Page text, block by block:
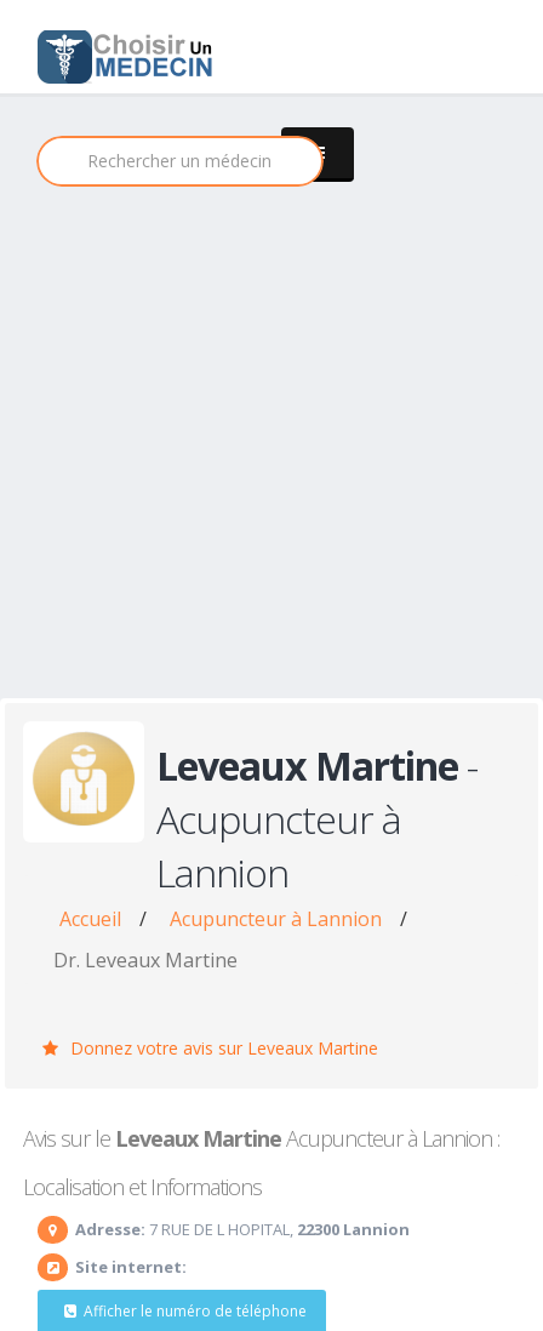
Leveaux Martine-
Acupuncteur à
Lannion
Accueil / Acupuncteur à Lannion
/
Dr. Leveaux Martine
Donnez votre avis sur Leveaux Martine
Avis sur le Leveaux MartineAcupuncteur à Lannion :
Localisation et Informations
Adresse: 7 RUE DE L HOPITAL, 22300 Lannion
Site internet:
Afficher le numéro de téléphone